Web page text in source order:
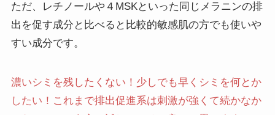
ただ、レチノールや４MSKといった同じメラニンの排
出を促す成分と比べると比較的敏感肌の方でも使いや
すい成分です。
濃いシミを残したくない！少しでも早くシミを何とか
したい！これまで排出促進系は刺激が強くて続かなか